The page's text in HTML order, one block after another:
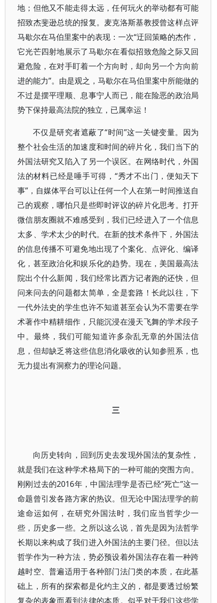
地；但他又不能走得太远，任何玩火的举动都有可能
招致杰斐逊总统的报复。麦克洛斯基教授曾这样点评
马歇尔在马伯里案中的表现：一次“迂回策略的杰作，
它光芒四射地展示了马歇尔在看似招致危险之际又回
避危险，在对手盯着一个方向时，却向另一个方向前
进的能力”。由是观之，马歇尔在马伯里案中所能做的
不过是摆平理顺、息事宁人而已，能在险恶的政治局
势下保持最高法院的独立，已属幸运！
不仅是研究者遮蔽了“时间”这一关键变量。因为
整个社会生活的加速度和时间的碎片化，我们当下的
外国法研究又陷入了另一个误区。在网络时代，外国
法的材料已经是唾手可得，“秀才不出门，便知天下
事”，自媒体平台可以让任何一个人在第一时间推送自
己的观察，哪怕只是些即时评议的碎片化思考。打开
微信朋友圈就不难感受到，我们已经进入了一个信息
太多、学术太少的时代。在新的技术条件下，外国法
的信息传播不可避免地出现了个案化、点评化、编译
化，甚至政治化和娱乐化的趋势。现在，美国最高法
院出个什么新闻，我们经常比西方记者跑的还快，但
问来问去的问题都太简单，全是套路！长此以往，下
一代外法史的学生也许不知道甚至会认为不需要在学
术著作中精耕细作，只能沉浸在漫天飞舞的学术段子
中。最终，我们可能知道许多杂乱无章的外国法信
息，但却缺乏将这些信息消化吸收的认知参照系，也
无力提出有洞察力的理论问题。
三
向历史转向，回到历史去发现外国法的复杂性，
就是我们在这种学术格局下的一种可能的突围方向。
刚刚过去的2016年，中国法理学是否已经“死亡”这一
命题曾引发各路方家的热议。但无论中国法理学的前
途命运如何，在研究外国法时，我们应当哲学少一
些，历史多一些。之所以这么说，首先是因为法哲学
长期以来构成了我们进入外国法的主要门径。但以法
哲学作为一种方法，势必预设着外国法存在着一种跨
越时空、普遍适用于各种部门法门类的本质，在此基
础上，所有的探索都是化约主义的，都是要透过纷繁
复杂的表象而看到法律的本质。似乎对于我们这些学